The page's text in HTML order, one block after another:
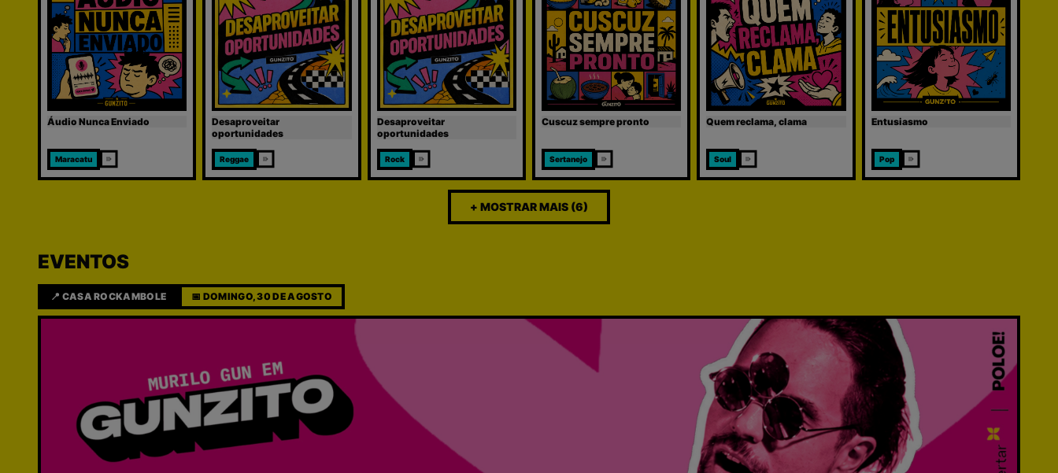
Áudio Nunca Enviado
Maracatu
Desaproveitar
oportunidades
Reggae
Desaproveitar
oportunidades
Rock
Cuscuz sempre pronto
Sertanejo
Quem reclama, clama
Soul
Entusiasmo
Pop
+ MOSTRAR MAIS (6)
EVENTOS
📍 CASA ROCKAMBOLE 📅 DOMINGO, 30 DE AGOSTO